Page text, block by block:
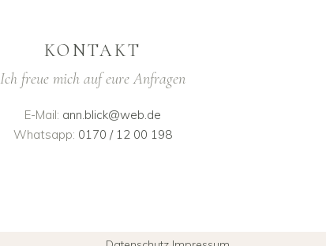
KONTAKT
Ich freue mich auf eure Anfragen
E-Mail: ann.blick@web.de
Whatsapp: 0170 / 12 00 198